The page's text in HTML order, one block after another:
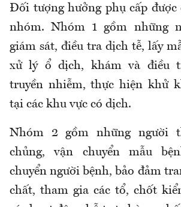
Đối tượng hưởng phụ cấp
nhóm. Nhóm 1 gồm những
giám sát, điều tra dịch tễ, lấy
xử lý ổ dịch, khám và điều
truyền nhiễm, thực hiện khử
tại các khu vực có dịch.
Nhóm 2 gồm những người
chủng, vận chuyển mẫu
chuyển người bệnh, bảo đảm
chất, tham gia các tổ, chốt